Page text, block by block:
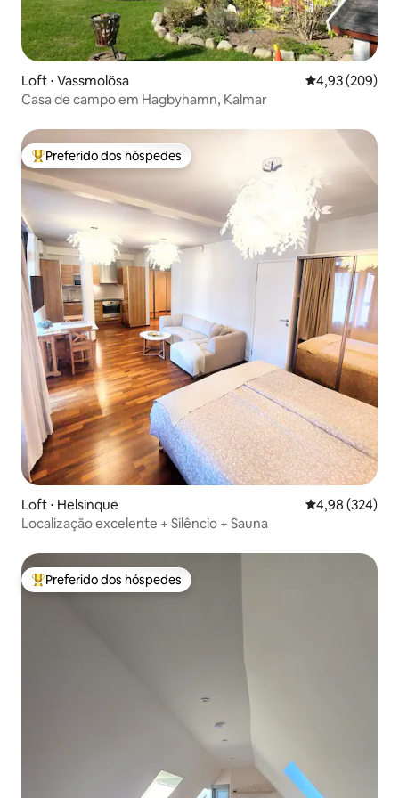
Loft ⋅ Vassmolösa 4,93 de uma
4,93 (209)
Casa de campo em Hagbyhamn, Kalmar
Entre os melhores preferidos dos hóspedes
Preferido dos hóspedes
Loft ⋅ Helsinque 4,98 de uma
4,98 (324)
Localização excelente + Silêncio + Sauna
Entre os melhores preferidos dos hóspedes
Preferido dos hóspedes